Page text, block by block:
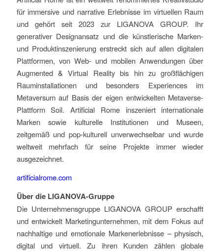
für immersive und narrative Erlebnisse im virtuellen Raum
und gehört seit 2023 zur LIGANOVA GROUP. Ihr
generativer Designansatz und die künstlerische Marken-
und Produktinszenierung erstreckt sich auf allen digitalen
Plattformen, von Web- und mobilen Anwendungen über
Augmented & Virtual Reality bis hin zu großflächigen
Rauminstallationen und besonders Experiences im
Metaversum auf Basis der eigen entwickelten Metaverse-
Plattform Soil. Artificial Rome inszeniert internationale
Marken sowie kulturelle Institutionen und Museen,
zeitgemäß und pop-kulturell unverwechselbar und wurde
weltweit mehrfach für seine Projekte immer wieder
ausgezeichnet.
artificialrome.com
Über die LIGANOVA-Gruppe
Die Unternehmensgruppe LIGANOVA GROUP erschafft
und entwickelt Marketingunternehmen, mit dem Fokus auf
nachhaltige und emotionale Markenerlebnisse – physisch,
digital und virtuell. Zu ihren Kunden zählen globale